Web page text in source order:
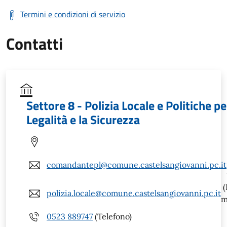
Termini e condizioni di servizio
Contatti
Settore 8 - Polizia Locale e Politiche
Legalità e la Sicurezza
comandantepl@comune.castelsangiovanni.pc.it
polizia.locale@comune.castelsangiovanni.pc.it
0523 889747 (Telefono)